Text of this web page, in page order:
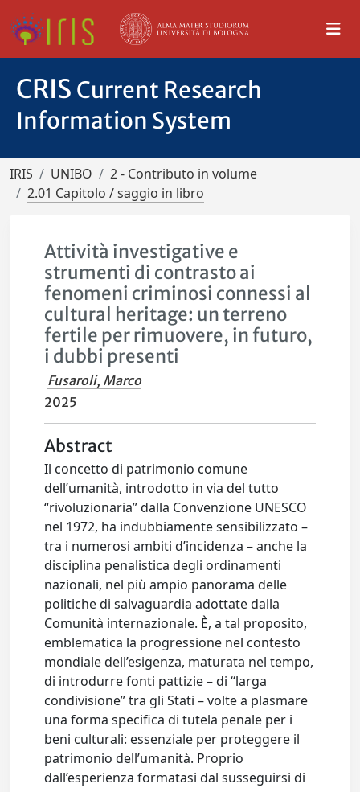
CRIS Current Research
Information System
IRIS UNIBO
2 - Contributo in volume
2.01 Capitolo / saggio in libro
Attività investigative e
strumenti di contrasto ai
fenomeni criminosi connessi al
cultural heritage: un terreno
fertile per rimuovere, in futuro,
i dubbi presenti
Fusaroli, Marco
2025
Abstract
Il concetto di patrimonio comune
dell’umanità, introdotto in via del tutto
“rivoluzionaria” dalla Convenzione UNESCO
nel 1972, ha indubbiamente sensibilizzato –
tra i numerosi ambiti d’incidenza – anche la
disciplina penalistica degli ordinamenti
nazionali, nel più ampio panorama delle
politiche di salvaguardia adottate dalla
Comunità internazionale. È, a tal proposito,
emblematica la progressione nel contesto
mondiale dell’esigenza, maturata nel tempo,
di introdurre fonti pattizie – di “larga
condivisione” tra gli Stati – volte a plasmare
una forma specifica di tutela penale per i
beni culturali: essenziale per proteggere il
patrimonio dell’umanità. Proprio
dall’esperienza formatasi dal susseguirsi di